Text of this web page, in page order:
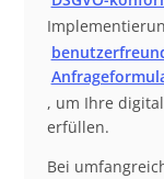
, um Ihre
erfüllen.
Bei